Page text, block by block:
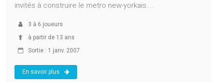
invités à construire le metro new-yorkais....
3 à 6 joueurs
à partir de 13 ans
Sortie : 1 janv. 2007
En savoir plus